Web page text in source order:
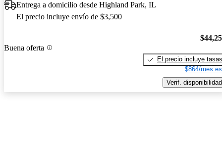
Entrega a domicilio desde Highland Park, IL
El precio incluye envío de $3,500
Buena oferta
El precio incluye tasas
$864/mes
Verif. disponibilidad